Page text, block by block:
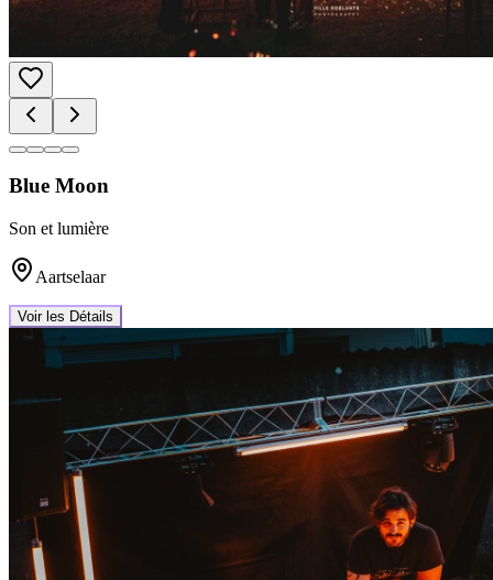
Blue Moon
Son et lumière
Aartselaar
Voir les Détails